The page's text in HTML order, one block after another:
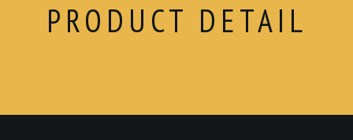
PRODUCT DETAIL